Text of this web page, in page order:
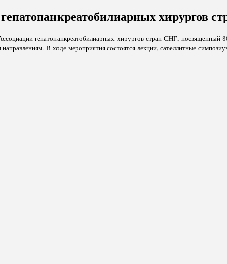
хирургов
гепатопанкреатобилиарных хирургов стран СНГ,
В ходе мероприятия состоятся лекции, сателлитные